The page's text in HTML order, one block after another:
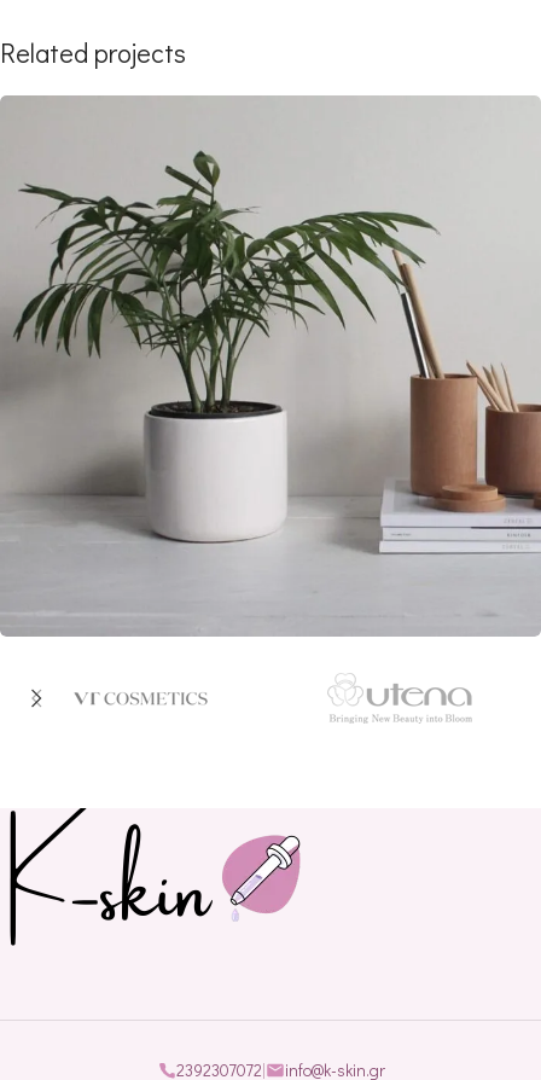
Related projects
Accessories
Potenti parturient parturie
2392307072| info@k-skin.gr